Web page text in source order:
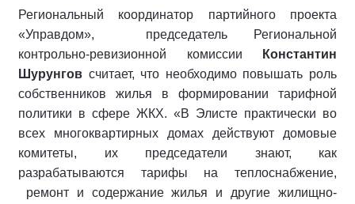
Региональный координатор партийного проекта
«Управдом», председатель Региональной
контрольно-ревизионной комиссии
Константин
Шурунгов считает, что необходимо повышать роль
собственников жилья в формировании тарифной
политики в сфере ЖКХ. «В Элисте практически во
всех многоквартирных домах действуют домовые
комитеты, их председатели знают, как
разрабатываются тарифы на теплоснабжение,
ремонт и содержание жилья и другие жилищно-